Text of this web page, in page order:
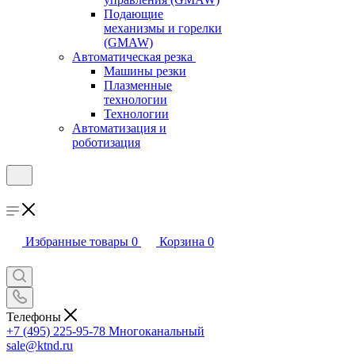
Подающие
механизмы и горелки
(GMAW)
Автоматическая резка
Машины резки
Плазменные
технологии
Технологии
Автоматизация и
роботизация
Избранные товары 0 Корзина 0
Телефоны
+7 (495) 225-95-78 Многоканальный
sale@ktnd.ru